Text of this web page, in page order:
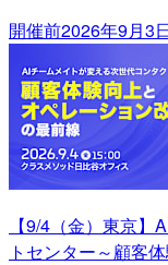
開催前2026年9月3
【9/4（金）東京
トセンター～顧客